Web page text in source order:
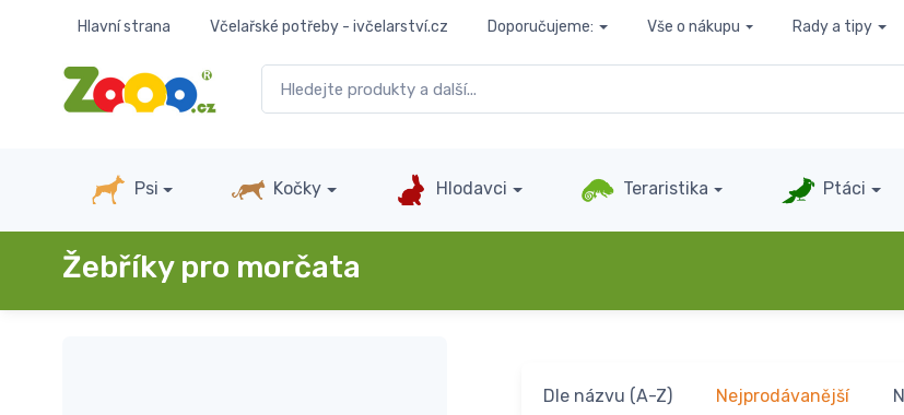
Hlavní strana Včelařské potřeby - ivčelarství.cz Doporučujeme: Vše o nákupu Rady a tipy
Psi Kočky Hlodavci Teraristika Ptáci
Žebříky pro morčata
Dle názvu (A-Z) Nejprodávanější